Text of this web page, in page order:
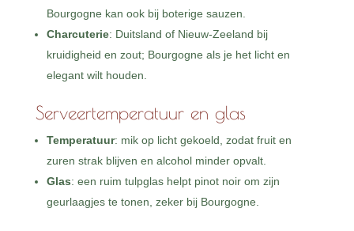
Bourgogne kan ook bij boterige sauzen.
Charcuterie: Duitsland of Nieuw-Zeeland bij
kruidigheid en zout; Bourgogne als je het licht en
elegant wilt houden.
Serveertemperatuur en glas
Temperatuur: mik op licht gekoeld, zodat fruit en
zuren strak blijven en alcohol minder opvalt.
Glas: een ruim tulpglas helpt pinot noir om zijn
geurlaagjes te tonen, zeker bij Bourgogne.